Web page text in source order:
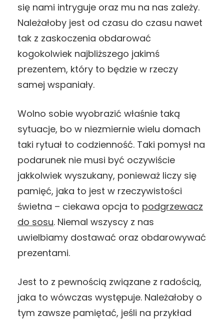
się nami intryguje oraz mu na nas zależy.
Należałoby jest od czasu do czasu nawet
tak z zaskoczenia obdarować
kogokolwiek najbliższego jakimś
prezentem, który to będzie w rzeczy
samej wspaniały.
Wolno sobie wyobrazić właśnie taką
sytuacje, bo w niezmiernie wielu domach
taki rytuał to codzienność. Taki pomysł na
podarunek nie musi być oczywiście
jakkolwiek wyszukany, ponieważ liczy się
pamięć, jaka to jest w rzeczywistości
świetna – ciekawa opcja to podgrzewacz
do sosu. Niemal wszyscy z nas
uwielbiamy dostawać oraz obdarowywać
prezentami.
Jest to z pewnością związane z radością,
jaka to wówczas występuje. Należałoby o
tym zawsze pamiętać, jeśli na przykład